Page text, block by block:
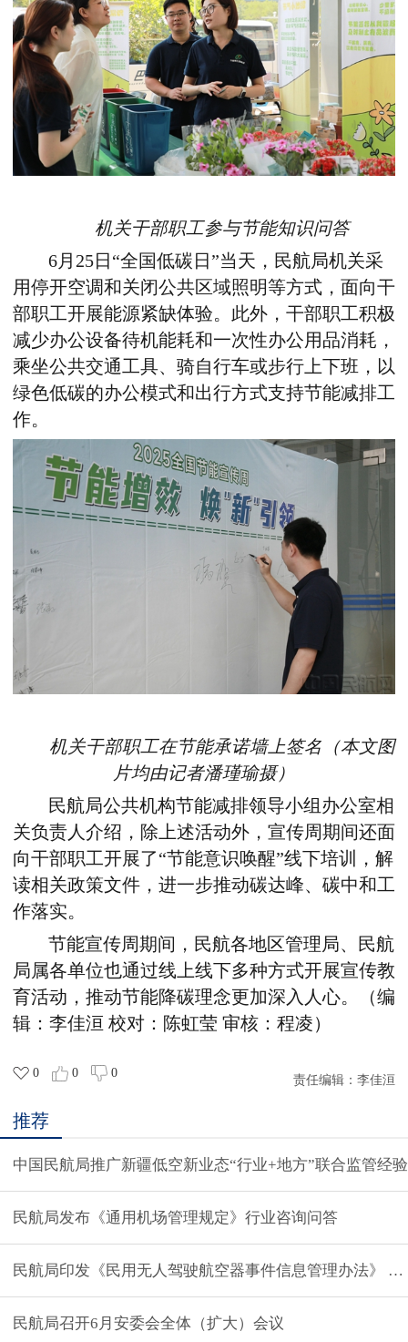
机关干部职工参与节能知识问答
6月25日“全国低碳日”当天，民航局机关采
用停开空调和关闭公共区域照明等方式，面向干
部职工开展能源紧缺体验。此外，干部职工积极
减少办公设备待机能耗和一次性办公用品消耗，
乘坐公共交通工具、骑自行车或步行上下班，以
绿色低碳的办公模式和出行方式支持节能减排工
作。
机关干部职工在节能承诺墙上签名（本文图
片均由记者潘瑾瑜摄）
民航局公共机构节能减排领导小组办公室相
关负责人介绍，除上述活动外，宣传周期间还面
向干部职工开展了“节能意识唤醒”线下培训，解
读相关政策文件，进一步推动碳达峰、碳中和工
作落实。
节能宣传周期间，民航各地区管理局、民航
局属各单位也通过线上线下多种方式开展宣传教
育活动，推动节能降碳理念更加深入人心。
（编
辑：李佳洹 校对：陈虹莹 审核：程凌）
0 0 0
责任编辑： 李佳洹
推荐
中国民航局推广新疆低空新业态“行业+地方”联合监管经验
民航局发布《通用机场管理规定》行业咨询问答
民航局印发《民用无人驾驶航空器事件信息管理办法》
民航局召开6月安委会全体（扩大）会议